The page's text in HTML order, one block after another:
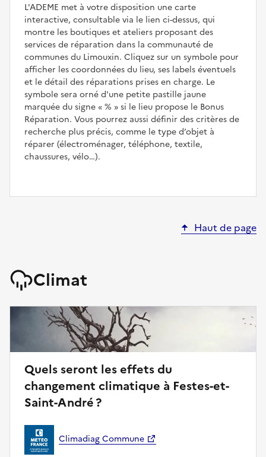
L'ADEME met à votre disposition une carte
interactive, consultable via le lien ci-dessus, qui
montre les boutiques et ateliers proposant des
services de réparation dans la communauté de
communes du Limouxin. Cliquez sur un symbole pour
afficher les coordonnées du lieu, ses labels éventuels
et le détail des réparations prises en charge. Le
symbole sera orné d'une petite pastille jaune
marquée du signe
%
si le lieu propose le Bonus
Réparation. Vous pourrez aussi définir des critères de
recherche plus précis, comme le type d’objet à
réparer (électroménager, téléphone, textile,
chaussures, vélo…).
Haut de page
Climat
Quels seront les effets du
changement climatique à Festes-et-
Saint-André ?
Climadiag Commune